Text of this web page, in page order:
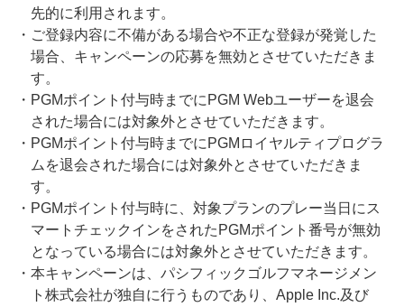
先的に利用されます。
・ご登録内容に不備がある場合や不正な登録が発覚した
場合、キャンペーンの応募を無効とさせていただきま
す。
・PGMポイント付与時までにPGM Webユーザーを退会
された場合には対象外とさせていただきます。
・PGMポイント付与時までにPGMロイヤルティプログラ
ムを退会された場合には対象外とさせていただきま
す。
・PGMポイント付与時に、対象プランのプレー当日にス
マートチェックインをされたPGMポイント番号が無効
となっている場合には対象外とさせていただきます。
・本キャンペーンは、パシフィックゴルフマネージメン
ト株式会社が独自に行うものであり、Apple Inc.及び